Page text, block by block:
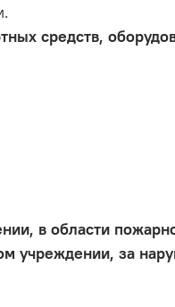
средств,
в области
учреждении, за